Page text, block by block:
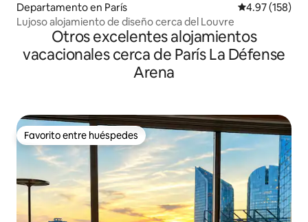
Departamento en París Calificación
4.97 (158)
Lujoso alojamiento de diseño cerca del Louvre
Otros excelentes alojamientos
vacacionales cerca de París La Défense
Arena
Favorito entre huéspedes
Favorito entre huéspedes